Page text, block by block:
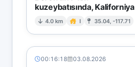
kuzeybatısında, Kaliforniya
4.0 km I 35.04, -117.71
00:16:18 03.08.2026